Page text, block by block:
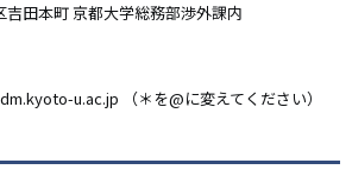
吉田本町 京都大学総務部渉外課内
u.ac.jp （＊を@に変えてください）